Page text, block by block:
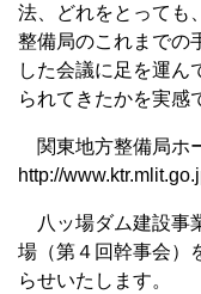
法、どれをとっても
整備局のこれまでの
した会議に足を運ん
られてきたかを実感
関東地方整備局
http://
八ッ場ダム建設事
場（第４回幹事会）
らせいたします。